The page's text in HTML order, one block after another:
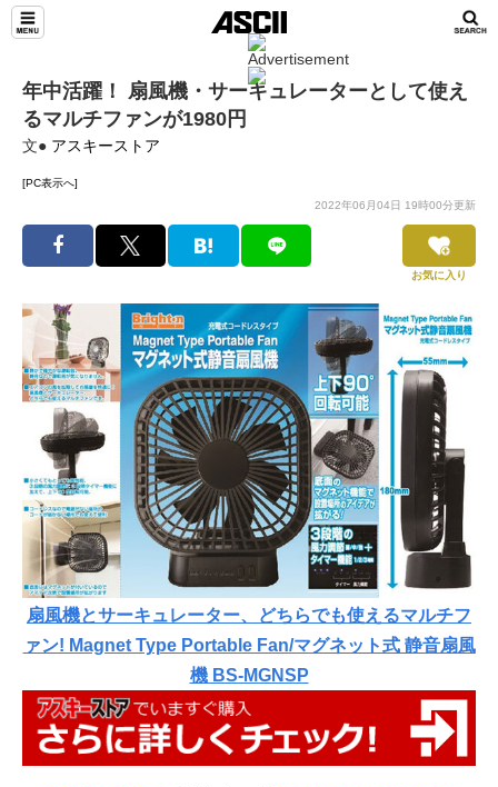
年中活躍！ 扇風機・サーキュレーターとして使え
るマルチファンが1980円
文● アスキーストア
[PC表示へ]
2022年06月04日 19時00分更新
お気に入り
扇風機とサーキュレーター、どちらでも使えるマルチフ
ァン! Magnet Type Portable Fan/マグネット式 静音扇風
機 BS-MGNSP